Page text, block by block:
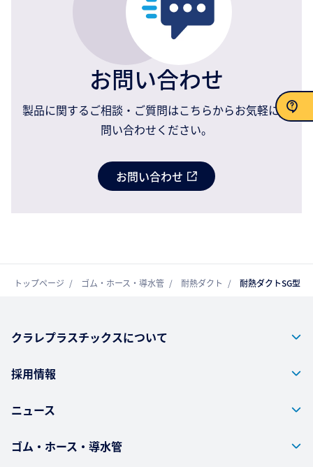
お問い合わせ
お問い合わせ
製品に関するご相談・ご質問はこちらからお気軽にお
問い合わせください。
お問い合わせ
トップページ ゴム・ホース・導水管 耐熱ダクト 耐熱ダクトSG型
クラレプラスチックスについて
採用情報
ニュース
ゴム・ホース・導水管